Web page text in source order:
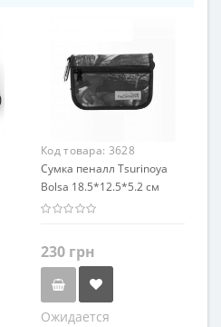
Код товара: 3628
Сумка пеналл Tsurinoya
Bolsa 18.5*12.5*5.2 см
230 грн
Ожидается